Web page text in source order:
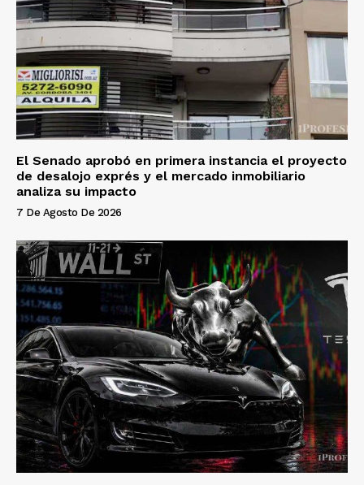
El Senado aprobó en primera instancia el proyecto
de desalojo exprés y el mercado inmobiliario
analiza su impacto
7 De Agosto De 2026